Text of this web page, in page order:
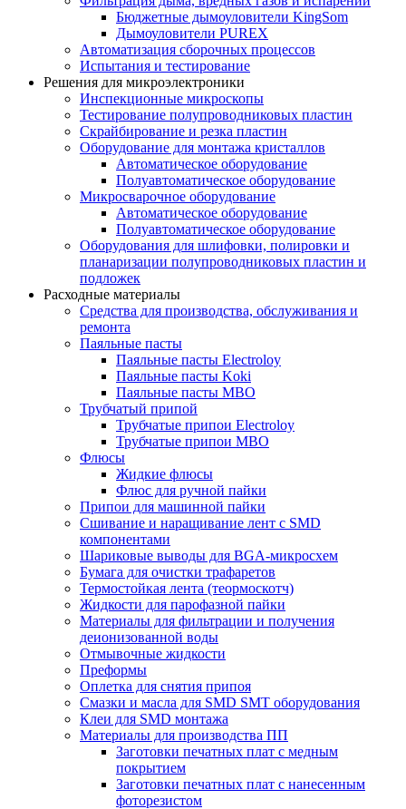
Бюджетные дымоуловители KingSom
Дымоуловители PUREX
Автоматизация сборочных процессов
Испытания и тестирование
Решения для микроэлектроники
Инспекционные микроскопы
Тестирование полупроводниковых пластин
Скрайбирование и резка пластин
Оборудование для монтажа кристаллов
Автоматическое оборудование
Полуавтоматическое оборудование
Микросварочное оборудование
Автоматическое оборудование
Полуавтоматическое оборудование
Оборудования для шлифовки, полировки и
планаризации полупроводниковых пластин и
подложек
Расходные материалы
Средства для производства, обслуживания и
ремонта
Паяльные пасты
Паяльные пасты Electroloy
Паяльные пасты Koki
Паяльные пасты MBO
Трубчатый припой
Трубчатые припои Electroloy
Трубчатые припои MBO
Флюсы
Жидкие флюсы
Флюс для ручной пайки
Припои для машинной пайки
Сшивание и наращивание лент с SMD
компонентами
Шариковые выводы для BGA-микросхем
Бумага для очистки трафаретов
Термостойкая лента (теормоскотч)
Жидкости для парофазной пайки
Материалы для фильтрации и получения
деионизованной воды
Отмывочные жидкости
Преформы
Оплетка для снятия припоя
Смазки и масла для SMD SMT оборудования
Клеи для SMD монтажа
Материалы для производства ПП
Заготовки печатных плат с медным
покрытием
Заготовки печатных плат с нанесенным
фоторезистом